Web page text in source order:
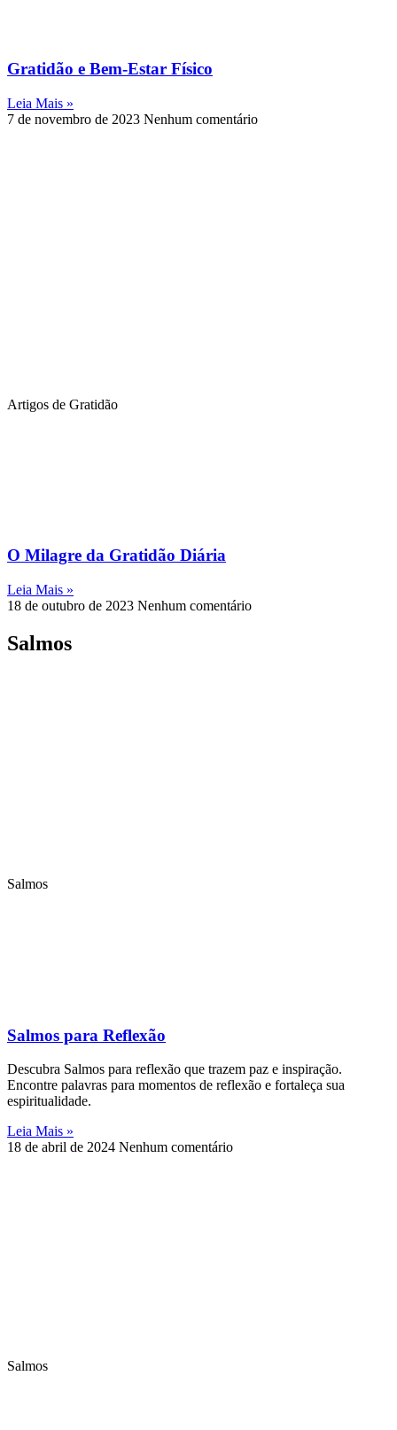
Gratidão e Bem-Estar Físico
Leia Mais »
7 de novembro de 2023 Nenhum comentário
Artigos de Gratidão
O Milagre da Gratidão Diária
Leia Mais »
18 de outubro de 2023 Nenhum comentário
Salmos
Salmos
Salmos para Reflexão
Descubra Salmos para reflexão que trazem paz e inspiração.
Encontre palavras para momentos de reflexão e fortaleça sua
espiritualidade.
Leia Mais »
18 de abril de 2024 Nenhum comentário
Salmos